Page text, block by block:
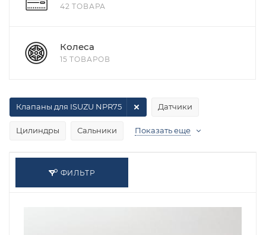
42 ТОВАРА
Колеса
15 ТОВАРОВ
Датчики
Цилиндры Сальники
Клапаны для ISUZU NPR75
Показать еще
ФИЛЬТР